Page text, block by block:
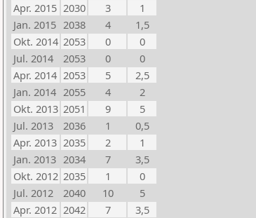
Apr. 2015 2030 3
1
Jan. 2015 2038 4
1,5
Okt. 2014 2053 0
0
Jul. 2014
2053 0
0
Apr. 2014 2053 5
2,5
Jan. 2014 2055 4
2
Okt. 2013 2051 9
5
Jul. 2013
2036 1
0,5
Apr. 2013 2035 2
1
Jan. 2013 2034 7
3,5
Okt. 2012 2035 1
0
Jul. 2012
2040 10
5
Apr. 2012 2042 7
3,5